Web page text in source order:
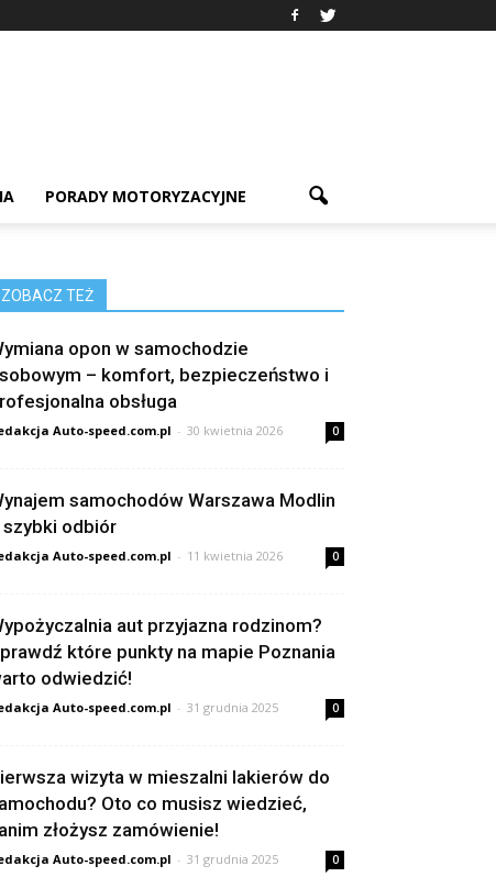
PORADY MOTORYZACYJNE
ZOBACZ TEŻ
opon w samochodzie
– komfort, bezpieczeństwo i
obsługa
Auto-speed.com.pl - 30 kwietnia 2026 0
samochodów Warszawa Modlin
szybki odbiór
Auto-speed.com.pl - 11 kwietnia 2026 0
aut przyjazna rodzinom?
które punkty na mapie Poznania
odwiedzić!
Auto-speed.com.pl - 31 grudnia 2025 0
wizyta w mieszalni lakierów do
Oto co musisz wiedzieć,
złożysz zamówienie!
Auto-speed.com.pl - 31 grudnia 2025 0